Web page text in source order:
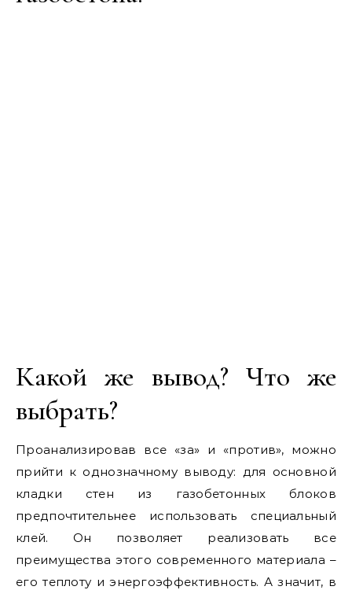
Какой же вывод? Что же
выбрать?
Проанализировав все «за» и «против», можно
прийти к однозначному выводу: для основной
кладки стен из газобетонных блоков
предпочтительнее использовать специальный
клей. Он позволяет реализовать все
преимущества этого современного материала –
его теплоту и энергоэффективность. А значит, в